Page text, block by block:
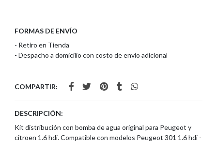
FORMAS DE ENVÍO
- Retiro en Tienda
- Despacho a domicilio con costo de envío adicional
COMPARTIR:
DESCRIPCIÓN:
Kit distribución con bomba de agua original para Peugeot y
citroen 1.6 hdi. Compatible con modelos Peugeot 301 1.6 hdi -